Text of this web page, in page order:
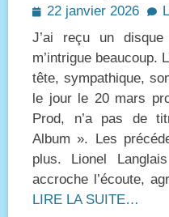
Posted
22 janvier 2026
J’ai reçu un disque
m’intrigue beaucoup.
tête, sympathique,
le jour le 20 mars
Prod, n’a pas de
Album ». Les
plus. Lionel
accroche l’écoute,
LIRE LA SUITE…